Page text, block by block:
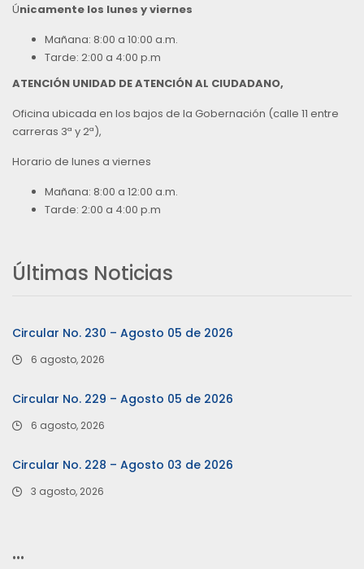
Únicamente los lunes y viernes
Mañana: 8:00 a 10:00 a.m.
Tarde: 2:00 a 4:00 p.m
ATENCIÓN UNIDAD DE ATENCIÓN AL CIUDADANO,
Oficina ubicada en los bajos de la Gobernación (calle 11 entre
carreras 3ª y 2ª),
Horario de lunes a viernes
Mañana: 8:00 a 12:00 a.m.
Tarde: 2:00 a 4:00 p.m
Últimas Noticias
Circular No. 230 – Agosto 05 de 2026
6 agosto, 2026
Circular No. 229 – Agosto 05 de 2026
6 agosto, 2026
Circular No. 228 – Agosto 03 de 2026
3 agosto, 2026
…